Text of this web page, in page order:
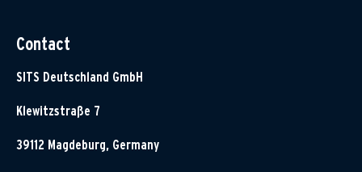
Contact
SITS Deutschland GmbH
Klewitzstraße 7
39112 Magdeburg, Germany